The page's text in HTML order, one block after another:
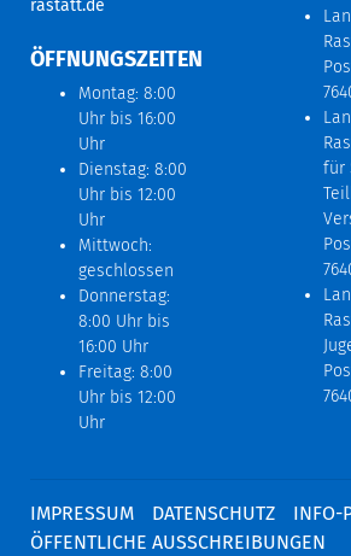
rastatt.de
ÖFFNUNGSZEITEN
Montag: 8:00
Uhr bis 16:00
Uhr
Dienstag: 8:00
Uhr bis 12:00
Uhr
Mittwoch:
geschlossen
Donnerstag:
8:00 Uhr bis
16:00 Uhr
Freitag: 8:00
Uhr bis 12:00
Uhr
für
IMPRESSUM DATENSCHUTZ
INFO-
ÖFFENTLICHE AUSSCHREIBUNGEN